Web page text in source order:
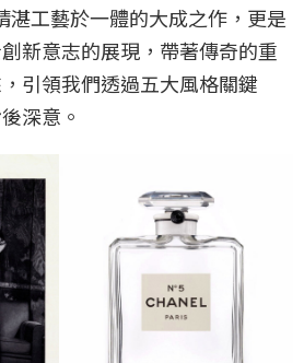
湛工藝於一體的大成之作，更是
新意志的展現，帶著傳奇的重
引領我們透過五大風格關鍵
深意。